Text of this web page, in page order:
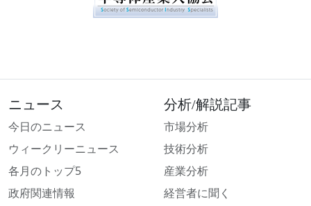
ニュース
今日のニュース
ウィークリーニュース
各月のトップ5
政府関連情報
分析/解説記事
市場分析
技術分析
産業分析
経営者に聞く